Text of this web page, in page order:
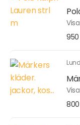
Lund